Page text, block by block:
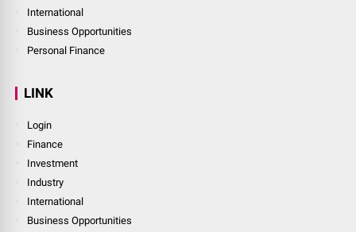
International
Business Opportunities
Personal Finance
LINK
Login
Finance
Investment
Industry
International
Business Opportunities